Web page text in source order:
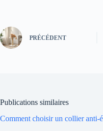
PRÉCÉDENT
Publications similaires
Comment choisir un collier anti-